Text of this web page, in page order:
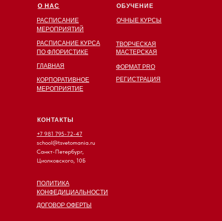
О НАС
РАСПИСАНИЕ
МЕРОПРИЯТИЙ
РАСПИСАНИЕ КУРСА
ПО ФЛОРИСТИКЕ
КОРПОРАТИВНОЕ
МЕРОПРИЯТИЕ
ГЛАВНАЯ
ПОЛИТИКА
КОНФЕДИЦИАЛЬНОСТИ
ДОГОВОР ОФЕРТЫ
РЕГИСТРАЦИЯ
ОЧНЫЕ КУРСЫ
ТВОРЧЕСКАЯ
МАСТЕРСКАЯ
ФОРМАТ PRO
ОБУЧЕНИЕ
КОНТАКТЫ
+7 981 795-72-47
school@tsvetomania.ru
Санкт-Петербург,
Циолковского, 10Б